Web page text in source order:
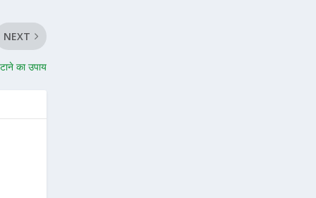
NEXT
का उपाय